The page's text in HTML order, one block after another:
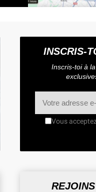
INSCRIS-
Inscris-toi à
Vous